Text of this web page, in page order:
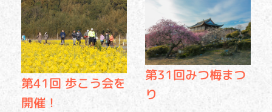
第41回 歩こう会を
開催！
第31回みつ梅まつ
り